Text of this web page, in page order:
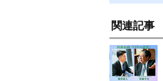
関連記事